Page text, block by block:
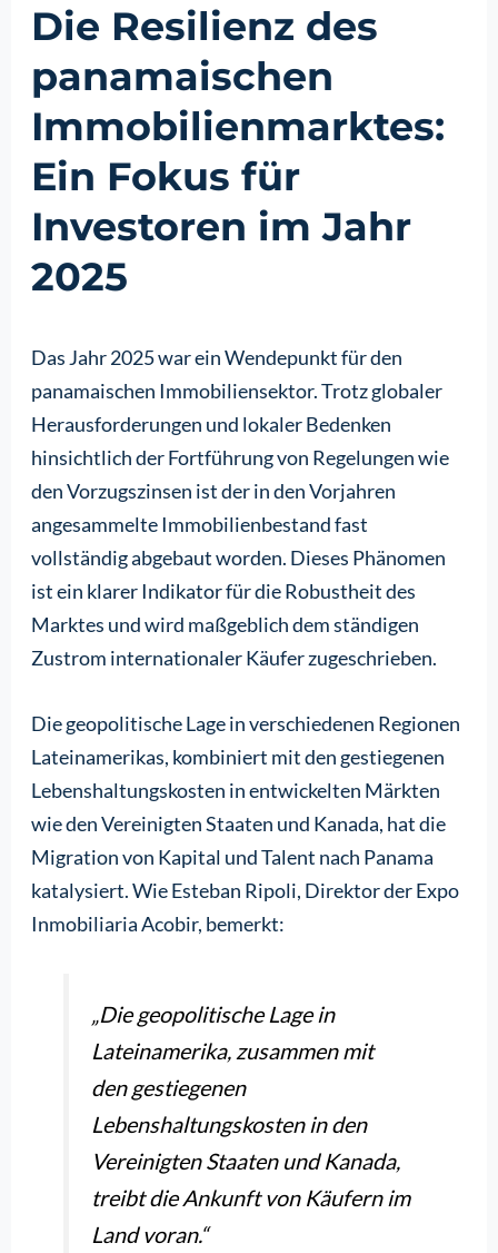
Die Resilienz des
panamaischen
Immobilienmarktes:
Ein Fokus für
Investoren im Jahr
2025
Das Jahr 2025 war ein Wendepunkt für den
panamaischen Immobiliensektor. Trotz globaler
Herausforderungen und lokaler Bedenken
hinsichtlich der Fortführung von Regelungen wie
den Vorzugszinsen ist der in den Vorjahren
angesammelte Immobilienbestand fast
vollständig abgebaut worden. Dieses Phänomen
ist ein klarer Indikator für die Robustheit des
Marktes und wird maßgeblich dem ständigen
Zustrom internationaler Käufer zugeschrieben.
Die geopolitische Lage in verschiedenen Regionen
Lateinamerikas, kombiniert mit den gestiegenen
Lebenshaltungskosten in entwickelten Märkten
wie den Vereinigten Staaten und Kanada, hat die
Migration von Kapital und Talent nach Panama
katalysiert. Wie Esteban Ripoli, Direktor der Expo
Inmobiliaria Acobir, bemerkt:
„Die geopolitische Lage in
Lateinamerika, zusammen mit
den gestiegenen
Lebenshaltungskosten in den
Vereinigten Staaten und Kanada,
treibt die Ankunft von Käufern im
Land voran.“